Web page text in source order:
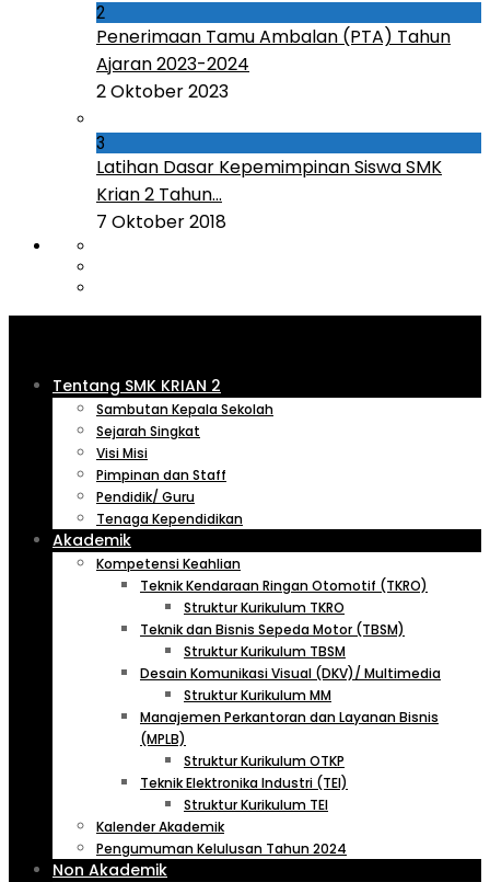
2
Penerimaan Tamu Ambalan (PTA) Tahun
Ajaran 2023-2024
2 Oktober 2023
3
Latihan Dasar Kepemimpinan Siswa SMK
Krian 2 Tahun...
7 Oktober 2018
Tentang SMK KRIAN 2
Sambutan Kepala Sekolah
Sejarah Singkat
Visi Misi
Pimpinan dan Staff
Pendidik/ Guru
Tenaga Kependidikan
Akademik
Kompetensi Keahlian
Teknik Kendaraan Ringan Otomotif (TKRO)
Struktur Kurikulum TKRO
Teknik dan Bisnis Sepeda Motor (TBSM)
Struktur Kurikulum TBSM
Desain Komunikasi Visual (DKV)/ Multimedia
Struktur Kurikulum MM
Manajemen Perkantoran dan Layanan Bisnis
(MPLB)
Struktur Kurikulum OTKP
Teknik Elektronika Industri (TEI)
Struktur Kurikulum TEI
Kalender Akademik
Pengumuman Kelulusan Tahun 2024
Non Akademik